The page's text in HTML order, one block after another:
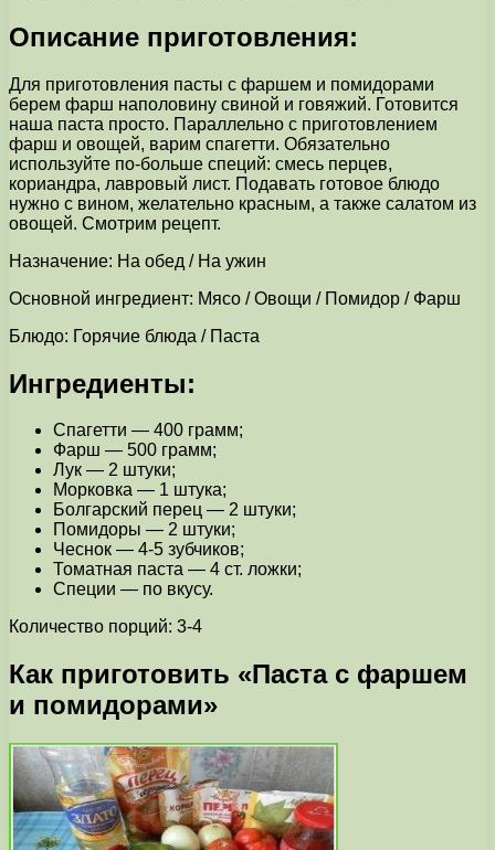
Описание приготовления:
Для приготовления пасты с фаршем и помидорами
берем фарш наполовину свиной и говяжий. Готовится
наша паста просто. Параллельно с приготовлением
фарш и овощей, варим спагетти. Обязательно
используйте по-больше специй: смесь перцев,
кориандра, лавровый лист. Подавать готовое блюдо
нужно с вином, желательно красным, а также салатом из
овощей. Смотрим рецепт.
Назначение: На обед / На ужин
Основной ингредиент: Мясо / Овощи / Помидор / Фарш
Блюдо: Горячие блюда / Паста
Ингредиенты:
Спагетти — 400 грамм;
Фарш — 500 грамм;
Лук — 2 штуки;
Морковка — 1 штука;
Болгарский перец — 2 штуки;
Помидоры — 2 штуки;
Чеснок — 4-5 зубчиков;
Томатная паста — 4 ст. ложки;
Специи — по вкусу.
Количество порций: 3-4
Как приготовить «Паста с фаршем
и помидорами»